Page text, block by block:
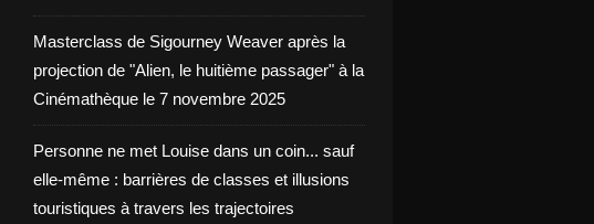
Masterclass de Sigourney Weaver après la
projection de "Alien, le huitième passager" à la
Cinémathèque le 7 novembre 2025
Personne ne met Louise dans un coin... sauf
elle-même : barrières de classes et illusions
touristiques à travers les trajectoires